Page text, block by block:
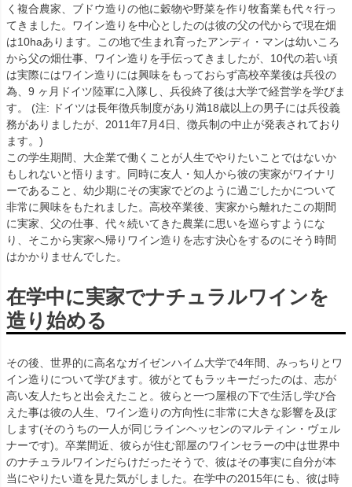
く複合農家、ブドウ造りの他に穀物や野菜を作り牧畜業も代々行っ
てきました。ワイン造りを中心としたのは彼の父の代からで現在畑
は10haあります。この地で生まれ育ったアンディ・マンは幼いころ
から父の畑仕事、ワイン造りを手伝ってきましたが、10代の若い頃
は実際にはワイン造りには興味をもっておらず高校卒業後は兵役の
為、9 ヶ月ドイツ陸軍に入隊し、兵役終了後は大学で経営学を学びま
す。 (注: ドイツは長年徴兵制度があり満18歳以上の男子には兵役義
務がありましたが、2011年7月4日、徴兵制の中止が発表されており
ます。)
この学生期間、大企業で働くことが人生でやりたいことではないか
もしれないと悟ります。同時に友人・知人から彼の実家がワイナリ
ーであること、幼少期にその実家でどのように過ごしたかについて
非常に興味をもたれました。高校卒業後、実家から離れたこの期間
に実家、父の仕事、代々続いてきた農業に思いを巡らすようにな
り、そこから実家へ帰りワイン造りを志す決心をするのにそう時間
はかかりませんでした。
在学中に実家でナチュラルワインを
造り始める
その後、世界的に高名なガイゼンハイム大学で4年間、みっちりとワ
イン造りについて学びます。彼がとてもラッキーだったのは、志が
高い友人たちと出会えたこと。彼らと一つ屋根の下で生活し学び合
えた事は彼の人生、ワイン造りの方向性に非常に大きな影響を及ぼ
します(そのうちの一人が同じラインヘッセンのマルティン・ヴェル
ナーです)。卒業間近、彼らが住む部屋のワインセラーの中は世界中
のナチュラルワインだらけだったそうで、彼はその事実に自分が本
当にやりたい道を見た気がしました。在学中の2015年にも、彼は時